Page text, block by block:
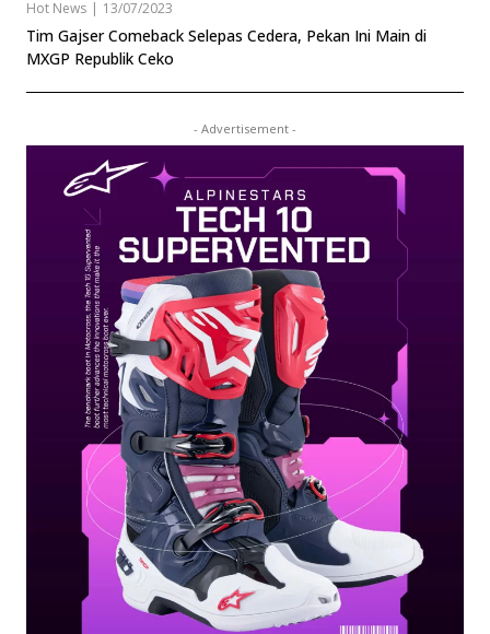
Hot News | 13/07/2023
Tim Gajser Comeback Selepas Cedera, Pekan Ini Main di
MXGP Republik Ceko
- Advertisement -